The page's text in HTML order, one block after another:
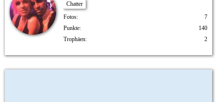
Chatter
Fotos
7
Punkte
140
Trophäen
2